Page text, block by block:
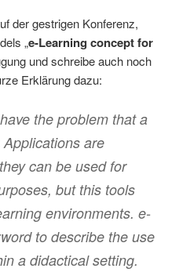
der gestrigen Konferenz,
„e-Learning concept for
und schreibe auch noch
Erklärung dazu:
the problem that a
are
can be used for
but this tools
environments. e-
to describe the use
a didactical setting.